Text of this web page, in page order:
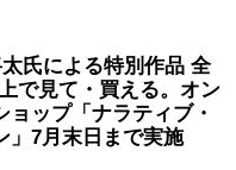
氏による特別作品 全
で見て・買える。オン
ョップ「ナラティブ・
」7月末日まで実施